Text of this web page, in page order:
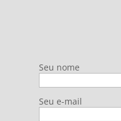
Seu nome
Seu e-mail